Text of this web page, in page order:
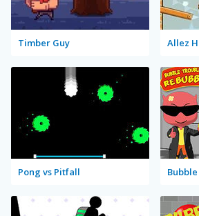
Timber Guy Allez
Pong vs Pitfall